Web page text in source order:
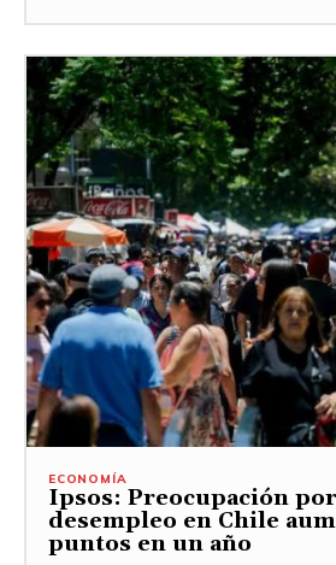
ECONOMÍA
Ipsos: Preocupación
desempleo en Chile
puntos en un año